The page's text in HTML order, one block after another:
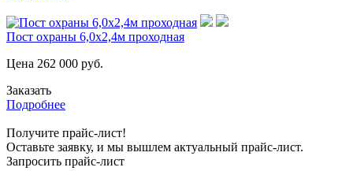
Пост охраны 6,0х2,4м проходная
Цена 262 000 руб.
Заказать
Подробнее
Получите прайс-лист!
Оставьте заявку, и мы вышлем актуальный прайс-лист.
Запросить прайс-лист